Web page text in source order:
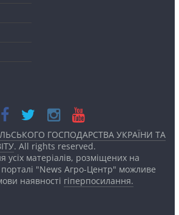
ГОСПОДАРСТВА УКРАЇНИ ТА
. All rights reserved.
усіх матеріалів, розміщених на
"News Агро-Центр" можливе
наявності гіперпосилання.